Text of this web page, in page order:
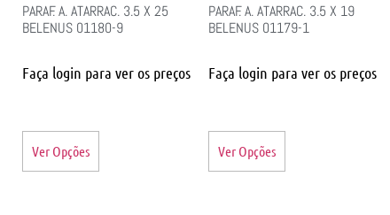
PARAF. A. ATARRAC. 3.5 X 25
BELENUS 01180-9
Faça login para ver os preços
Ver Opções
PARAF. A. ATARRAC. 3.5 X 19
BELENUS 01179-1
Faça login para ver os preços
Ver Opções